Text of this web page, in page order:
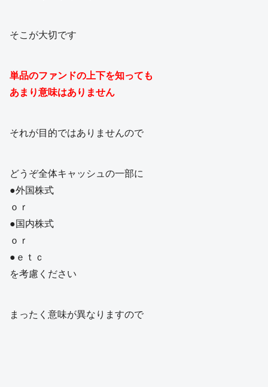
そこが大切です
単品のファンドの上下を知っても
あまり意味はありません
それが目的ではありませんので
どうぞ全体キャッシュの一部に
●外国株式
ｏｒ
●国内株式
ｏｒ
●ｅｔｃ
を考慮ください
まったく意味が異なりますので